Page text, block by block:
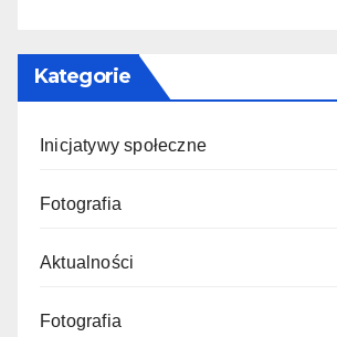
Kategorie
Inicjatywy społeczne
Fotografia
Aktualności
Fotografia